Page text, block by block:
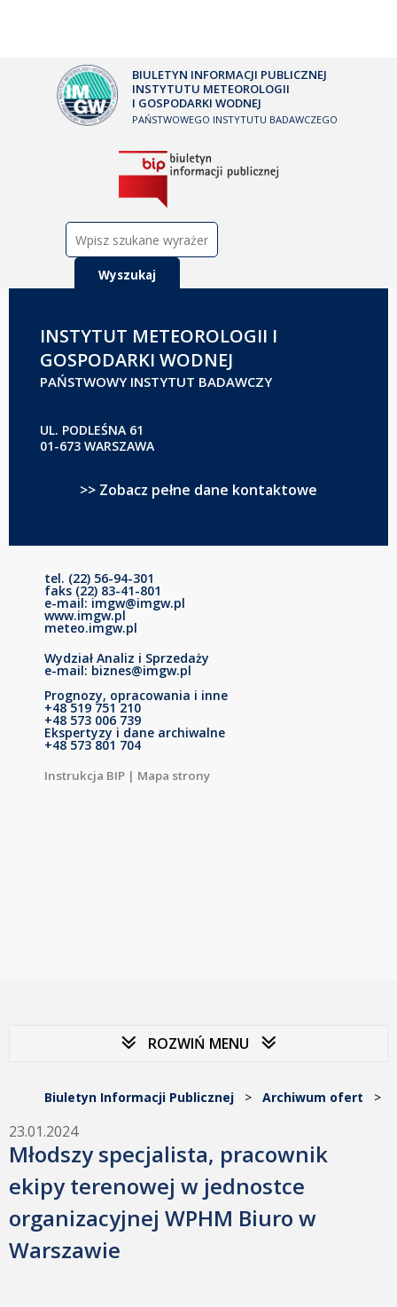
BIULETYN INFORMACJI PUBLICZNEJ
INSTYTUTU METEOROLOGII
I GOSPODARKI WODNEJ
PAŃSTWOWEGO INSTYTUTU BADAWCZEGO
INSTYTUT METEOROLOGII I
GOSPODARKI WODNEJ
PAŃSTWOWY INSTYTUT BADAWCZY
UL. PODLEŚNA 61
01-673 WARSZAWA
>> Zobacz pełne dane kontaktowe
tel. (22) 56-94-301
faks (22) 83-41-801
e-mail: imgw@imgw.pl
www.imgw.pl
meteo.imgw.pl
Wydział Analiz i Sprzedaży
e-mail: biznes@imgw.pl
Prognozy, opracowania i inne
+48 519 751 210
+48 573 006 739
Ekspertyzy i dane archiwalne
+48 573 801 704
Instrukcja BIP | Mapa strony
ROZWIŃ MENU
Biuletyn Informacji Publicznej > Archiwum ofert >
23.01.2024
Młodszy specjalista, pracownik
ekipy terenowej w jednostce
organizacyjnej WPHM Biuro w
Warszawie